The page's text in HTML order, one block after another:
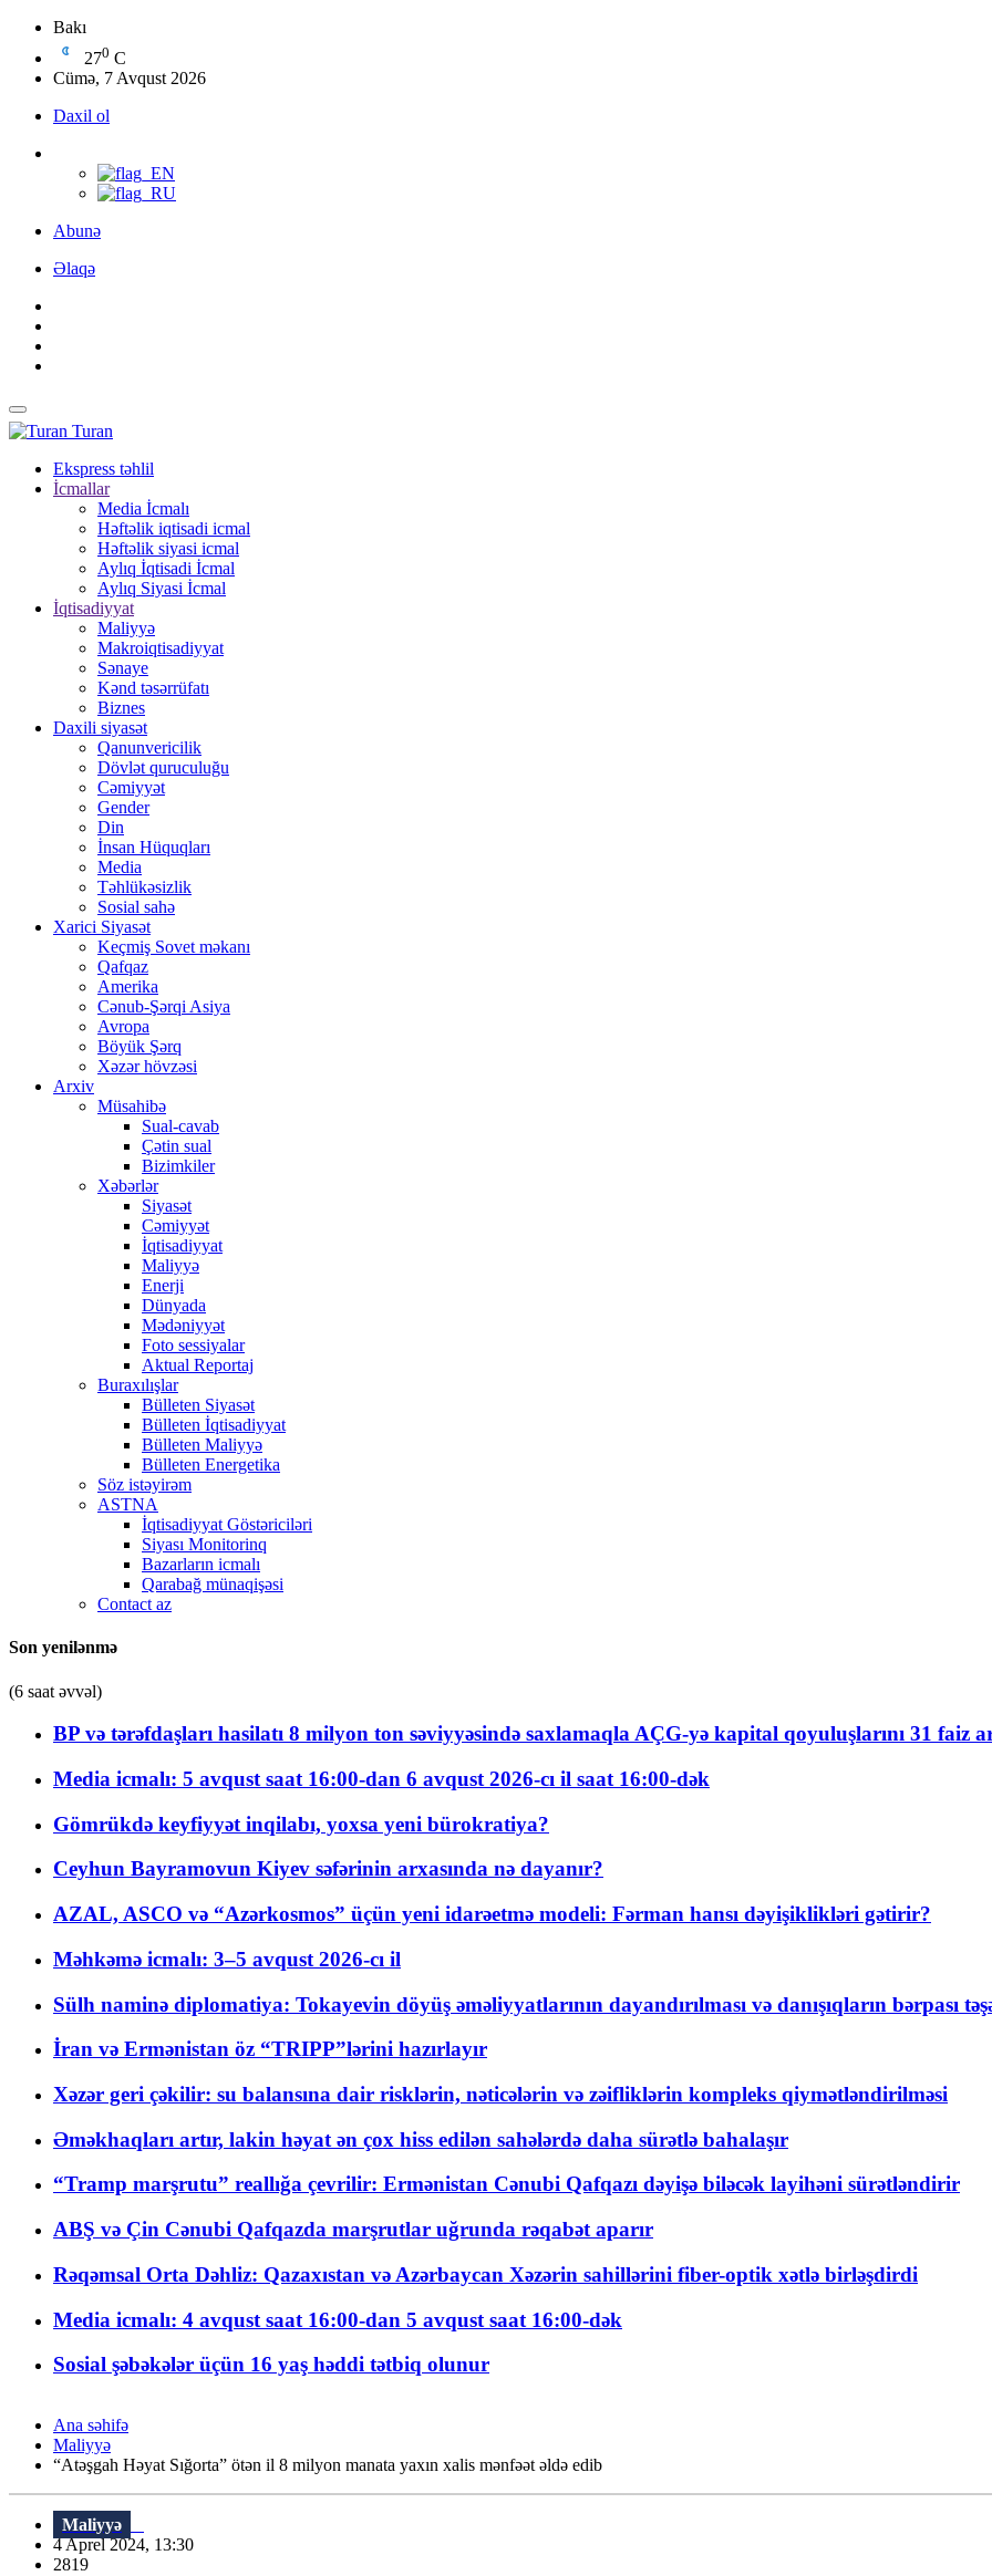
Bakı
270 C
Cümə, 7 Avqust 2026
Daxil ol
Abunə
Əlaqə
Turan
Ekspress təhlil
İcmallar
Media İcmalı
Həftəlik iqtisadi icmal
Həftəlik siyasi icmal
Aylıq İqtisadi İcmal
Aylıq Siyasi İcmal
İqtisadiyyat
Maliyyə
Makroiqtisadiyyat
Sənaye
Kənd təsərrüfatı
Biznes
Daxili siyasət
Qanunvericilik
Dövlət quruculuğu
Cəmiyyət
Gender
Din
İnsan Hüquqları
Media
Təhlükəsizlik
Sosial sahə
Xarici Siyasət
Keçmiş Sovet məkanı
Qafqaz
Amerika
Cənub-Şərqi Asiya
Avropa
Böyük Şərq
Xəzər hövzəsi
Arxiv
Müsahibə
Sual-cavab
Çətin sual
Bizimkiler
Xəbərlər
Siyasət
Cəmiyyət
İqtisadiyyat
Maliyyə
Enerji
Dünyada
Mədəniyyət
Foto sessiyalar
Aktual Reportaj
Buraxılışlar
Bülleten Siyasət
Bülleten İqtisadiyyat
Bülleten Maliyyə
Bülleten Energetika
Söz istəyirəm
ASTNA
İqtisadiyyat Göstəriciləri
Siyası Monitorinq
Bazarların icmalı
Qarabağ münaqişəsi
Contact az
Son yenilənmə
(6 saat əvvəl)
BP və tərəfdaşları hasilatı 8 milyon ton səviyyəsində saxlamaqla AÇG-yə kapital qoyuluşlarını 31 faiz
Media icmalı: 5 avqust saat 16:00-dan 6 avqust 2026-cı il saat 16:00-dək
Gömrükdə keyfiyyət inqilabı, yoxsa yeni bürokratiya?
Ceyhun Bayramovun Kiyev səfərinin arxasında nə dayanır?
AZAL, ASCO və “Azərkosmos” üçün yeni idarəetmə modeli: Fərman hansı dəyişiklikləri gətirir?
Məhkəmə icmalı: 3–5 avqust 2026-cı il
Sülh naminə diplomatiya: Tokayevin döyüş əməliyyatlarının dayandırılması və danışıqların bərpası
İran və Ermənistan öz “TRIPP”lərini hazırlayır
Xəzər geri çəkilir: su balansına dair risklərin, nəticələrin və zəifliklərin kompleks qiymətləndirilməsi
Əməkhaqları artır, lakin həyat ən çox hiss edilən sahələrdə daha sürətlə bahalaşır
“Tramp marşrutu” reallığa çevrilir: Ermənistan Cənubi Qafqazı dəyişə biləcək layihəni sürətləndirir
ABŞ və Çin Cənubi Qafqazda marşrutlar uğrunda rəqabət aparır
Rəqəmsal Orta Dəhliz: Qazaxıstan və Azərbaycan Xəzərin sahillərini fiber-optik xətlə birləşdirdi
Media icmalı: 4 avqust saat 16:00-dan 5 avqust saat 16:00-dək
Sosial şəbəkələr üçün 16 yaş həddi tətbiq olunur
Ana səhifə
Maliyyə
“Atəşgah Həyat Sığorta” ötən il 8 milyon manata yaxın xalis mənfəət əldə edib
Maliyyə
4 Aprel 2024, 13:30
2819